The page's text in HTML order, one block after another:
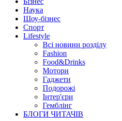
Наука
Шоу-бізнес
Спорт
Lifestyle
Всі новини розділу
Fashion
Food&Drinks
Мотори
Гаджети
Подорожі
Інтер'єри
Гемблінг
БЛОГИ ЧИТАЧІВ